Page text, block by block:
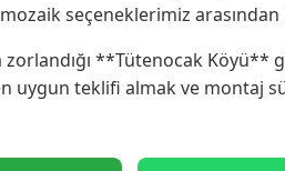
seçeneklerimiz arasından
**Tütenocak Köyü**
uygun teklifi almak ve montaj